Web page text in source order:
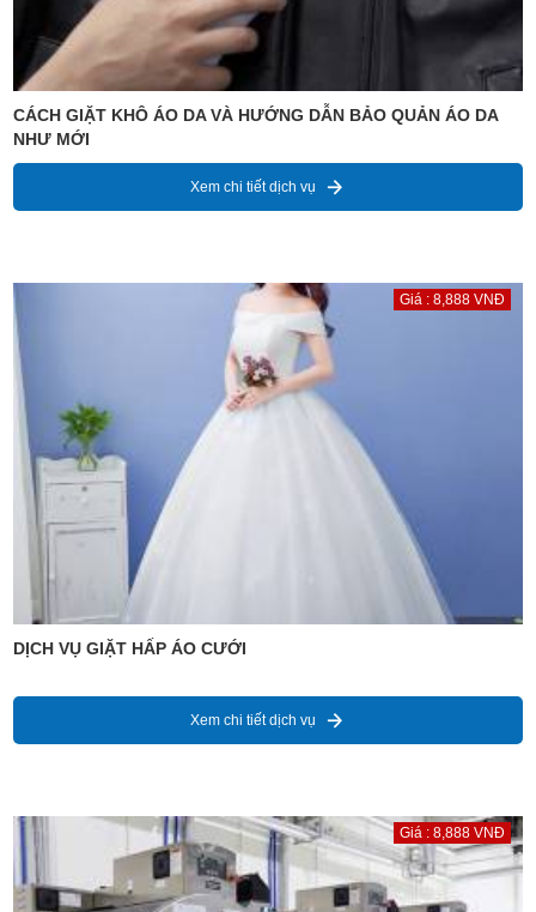
CÁCH GIẶT KHÔ ÁO DA VÀ HƯỚNG DẪN BẢO QUẢN ÁO DA
NHƯ MỚI
Xem chi tiết dịch vụ
Giá : 8,888 VNĐ
DỊCH VỤ GIẶT HẤP ÁO CƯỚI
Xem chi tiết dịch vụ
Giá : 8,888 VNĐ